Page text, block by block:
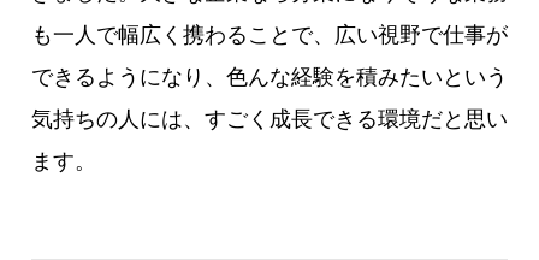
も一人で幅広く携わることで、広い視野で仕事が
できるようになり、色んな経験を積みたいという
気持ちの人には、すごく成長できる環境だと思い
ます。